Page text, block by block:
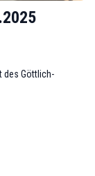
des Göttlich-
reine, absolute